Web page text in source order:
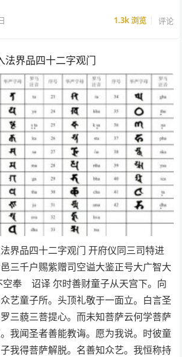
1.3k浏览 评论
法界品四十二字观门
界品四十二字观门 开府仪同三司特进
三千户赐紫赠司空谥大鉴正号大广智大
空奉 诏译 尔时善财童子从天宫下。向
艺童子所。头顶礼敬于一面立。白言圣
三藐三菩提心。而未知菩萨云何学菩萨
我闻圣者善能教诲。愿为我说。时彼童
我得菩萨解脱。名善知众艺。我恒称持